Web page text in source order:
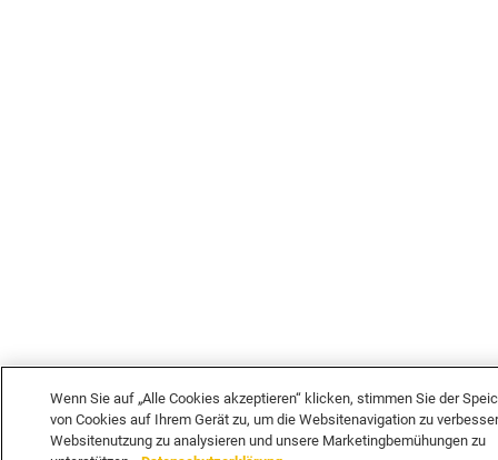
Wenn Sie auf „Alle Cookies akzeptieren“ klicken, stimmen Sie der
von Cookies auf Ihrem Gerät zu, um die Websitenavigation zu
Websitenutzung zu analysieren und unsere Marketingbemühungen zu